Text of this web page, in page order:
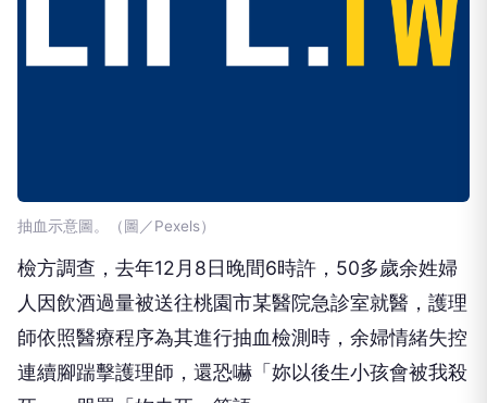
抽血示意圖。（圖／Pexels）
檢方調查，去年12月8日晚間6時許，50多歲余姓婦
人因飲酒過量被送往桃園市某醫院急診室就醫，護理
師依照醫療程序為其進行抽血檢測時，余婦情緒失控
連續腳踹擊護理師，還恐嚇「妳以後生小孩會被我殺